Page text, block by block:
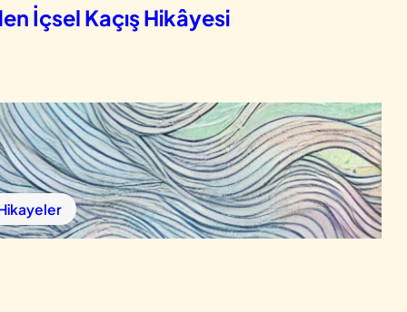
İçsel Kaçış Hikâyesi